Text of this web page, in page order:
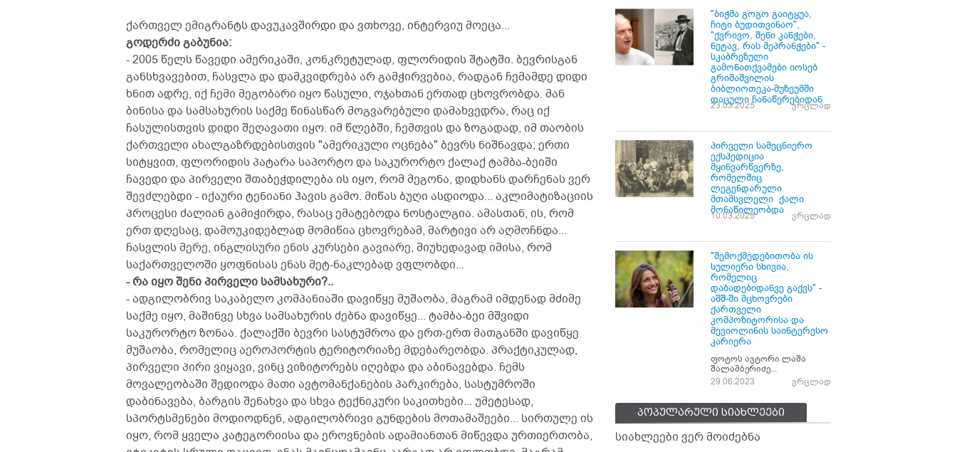
ქართველ ემიგრანტს დავუკავშირდი და ვთხოვე, ინტერვიუ მოეცა...
გოდერძი გაბუნია:
- 2005 წელს წავედი ამერიკაში, კონკრეტულად, ფლორიდის შტატში. ბევრისგან
განსხვავებით, ჩასვლა და დამკვიდრება არ გამჭირვებია, რადგან ჩემამდე დიდი
ხნით ადრე, იქ ჩემი მეგობარი იყო წასული, ოჯახთან ერთად ცხოვრობდა. მან
ბინისა და სამსახურის საქმე წინასწარ მოგვარებული დამახვედრა, რაც იქ
ჩასულისთვის დიდი შეღავათი იყო. იმ წლებში, ჩემთვის და ზოგადად, იმ თაობის
ქართველი ახალგაზრდებისთვის "ამერიკული ოცნება" ბევრს ნიშნავდა; ერთი
სიტყვით, ფლორიდის პატარა საპორტო და საკურორტო ქალაქ ტამბა-ბეიში
ჩავედი და პირველი შთაბეჭდილება ის იყო, რომ მეგონა, დიდხანს დარჩენას ვერ
შევძლებდი - იქაური ტენიანი ჰავის გამო. მიწას ბუღი ასდიოდა... აკლიმატიზაციის
პროცესი ძალიან გამიჭირდა, რასაც ემატებოდა ნოსტალგია. ამასთან, ის, რომ
ერთ დღესაც, დამოუკიდებლად მომიწია ცხოვრებამ, მარტივი არ აღმოჩნდა...
ჩასვლის მერე, ინგლისური ენის კურსები გავიარე, მიუხედავად იმისა, რომ
საქართველოში ყოფნისას ენას მეტ-ნაკლებად ვფლობდი...
- რა იყო შენი პირველი სამსახური?..
- ადგილობრივ საკაბელო კომპანიაში დავიწყე მუშაობა, მაგრამ იმდენად მძიმე
საქმე იყო, მაშინვე სხვა სამსახურის ძებნა დავიწყე... ტამბა-ბეი მშვიდი
საკურორტო ზონაა. ქალაქში ბევრი სასტუმროა და ერთ-ერთ მათგანში დავიწყე
მუშაობა, რომელიც აეროპორტის ტერიტორიაზე მდებარეობდა. პრაქტიკულად,
პირველი პირი ვიყავი, ვინც ვიზიტორებს იღებდა და აბინავებდა. ჩემს
მოვალეობაში შედიოდა მათი ავტომანქანების პარკირება, სასტუმროში
დაბინავება, ბარგის შენახვა და სხვა ტექნიკური საკითხები... უმეტესად,
სპორტსმენები მოდიოდნენ, ადგილობრივი გუნდების მოთამაშეები... სირთულე ის
იყო, რომ ყველა კატეგორიისა და ეროვნების ადამიანთან მიწევდა ურთიერთობა,
"ბიჭმა გოგო გაიტყუა,
ჩიტი ბუდითვინაო",
"ქვრივო, შენი კანჭები,
ნეტავ, რას მეპრანჭები" -
სკაბრეზული
გამონათქვამები იოსებ
გრიშაშვილის
ბიბლიოთეკა-მუზეუმში
დაცული ჩანაწერებიდან
23.03.2025 ვრცლად
პირველი სამეცნიერო
ექსპედიცია
მყინვარწვერზე,
რომელშიც
ლეგენდარული
მთამსვლელი ქალი
მონაწილეობდა
10.03.2025 ვრცლად
"შემოქმედებითობა ის
სულიერი სხივია,
რომელიც
დაბადებიდანვე გაქვს" -
აშშ-ში მცხოვრები
ქართველი
კომპოზიტორისა და
მევიოლინის საინტერესო
კარიერა
ფოტოს ავტორი ლაშა
შალამბერიძე...
29.06.2023
ვრცლად
პოპულარული სიახლეები
სიახლეები ვერ მოიძებნა